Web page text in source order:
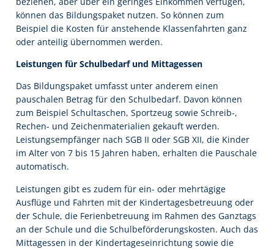
können das Bildungspaket nutzen. So können zum
Beispiel die Kosten für anstehende Klassenfahrten ganz
oder anteilig übernommen werden.
Leistungen für Schulbedarf und Mittagessen
Das Bildungspaket umfasst unter anderem einen
pauschalen Betrag für den Schulbedarf. Davon können
zum Beispiel Schultaschen, Sportzeug sowie Schreib-,
Rechen- und Zeichenmaterialien gekauft werden.
Leistungsempfänger nach SGB II oder SGB XII, die Kinder
im Alter von 7 bis 15 Jahren haben, erhalten die Pauschale
automatisch.
Leistungen gibt es zudem für ein- oder mehrtägige
Ausflüge und Fahrten mit der Kindertagesbetreuung oder
der Schule, die Ferienbetreuung im Rahmen des Ganztags
an der Schule und die Schulbeförderungskosten. Auch das
Mittagessen in der Kindertageseinrichtung sowie die